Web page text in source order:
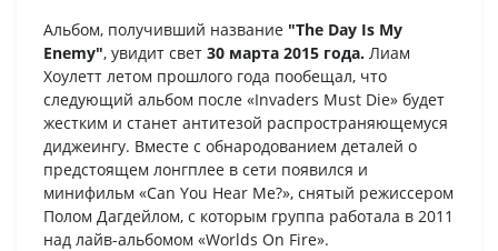
Альбом, получивший название "The Day Is My
Enemy", увидит свет 30 марта 2015 года. Лиам
Хоулетт летом прошлого года пообещал, что
следующий альбом после «Invaders Must Die» будет
жестким и станет антитезой распространяющемуся
диджеингу. Вместе с обнародованием деталей о
предстоящем лонгплее в сети появился и
минифильм «Can You Hear Me?», снятый режиссером
Полом Дагдейлом, с которым группа работала в 2011
над лайв-альбомом «Worlds On Fire».